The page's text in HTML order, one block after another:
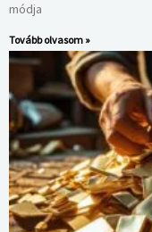
módja
Tovább olvasom »